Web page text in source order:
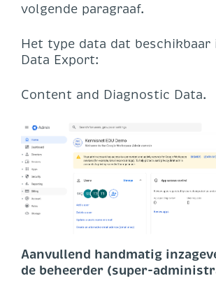
volgende paragraaf.
Het type data dat beschikbaar
Data Export:
Content and Diagnostic Data.
Aanvullend handmatig
de beheerder (super-